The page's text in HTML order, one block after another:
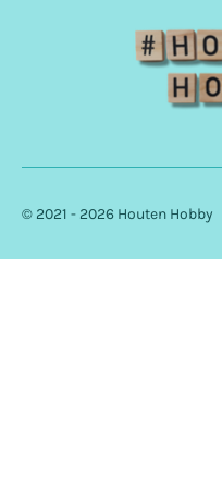
© 2021 - 2026 Houten Hobby